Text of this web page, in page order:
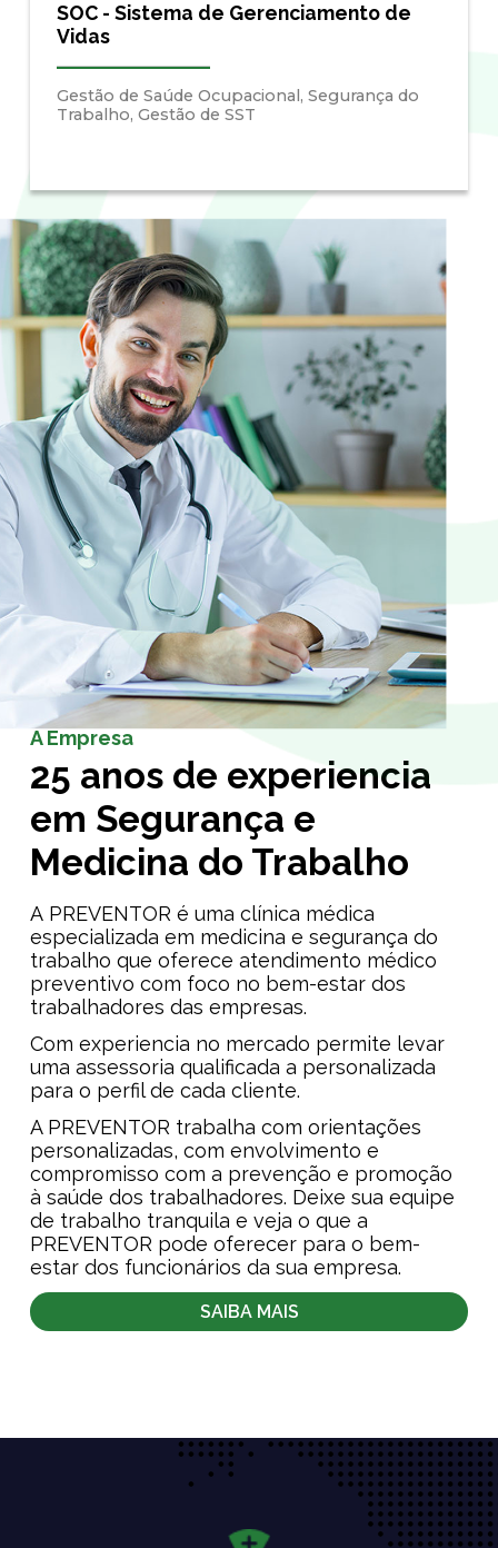
SOC - Sistema de Gerenciamento de
Vidas
Gestão de Saúde Ocupacional, Segurança do
Trabalho, Gestão de SST
A Empresa
25 anos de experiencia
em Segurança e
Medicina do Trabalho
A PREVENTOR é uma clínica médica
especializada em medicina e segurança do
trabalho que oferece atendimento médico
preventivo com foco no bem-estar dos
trabalhadores das empresas.
Com experiencia no mercado permite levar
uma assessoria qualificada a personalizada
para o perfil de cada cliente.
A PREVENTOR trabalha com orientações
personalizadas, com envolvimento e
compromisso com a prevenção e promoção
à saúde dos trabalhadores. Deixe sua equipe
de trabalho tranquila e veja o que a
PREVENTOR pode oferecer para o bem-
estar dos funcionários da sua empresa.
SAIBA MAIS